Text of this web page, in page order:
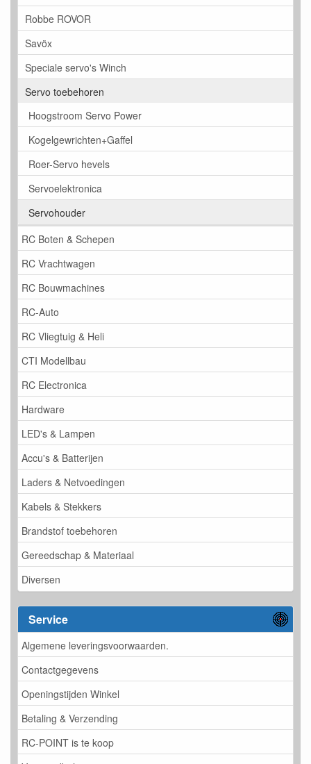
Robbe ROVOR
Savöx
Speciale servo's Winch
Servo toebehoren
Hoogstroom Servo Power
Kogelgewrichten+Gaffel
Roer-Servo hevels
Servoelektronica
Servohouder
RC Boten & Schepen
RC Vrachtwagen
RC Bouwmachines
RC-Auto
RC Vliegtuig & Heli
CTI Modellbau
RC Electronica
Hardware
LED's & Lampen
Accu's & Batterijen
Laders & Netvoedingen
Kabels & Stekkers
Brandstof toebehoren
Gereedschap & Materiaal
Diversen
Service
Algemene leveringsvoorwaarden.
Contactgegevens
Openingstijden Winkel
Betaling & Verzending
RC-POINT is te koop